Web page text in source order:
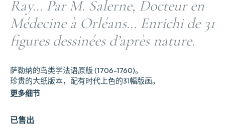
Ray… Par M. Salerne, Docteur en
Médecine à Orléans… Enrichi de 31
figures dessinées d’après nature.
已售出
萨勒纳的鸟类学法语原版 (1706-1760)。
珍贵的大纸版本，配有时代上色的31幅版画。
更多细节